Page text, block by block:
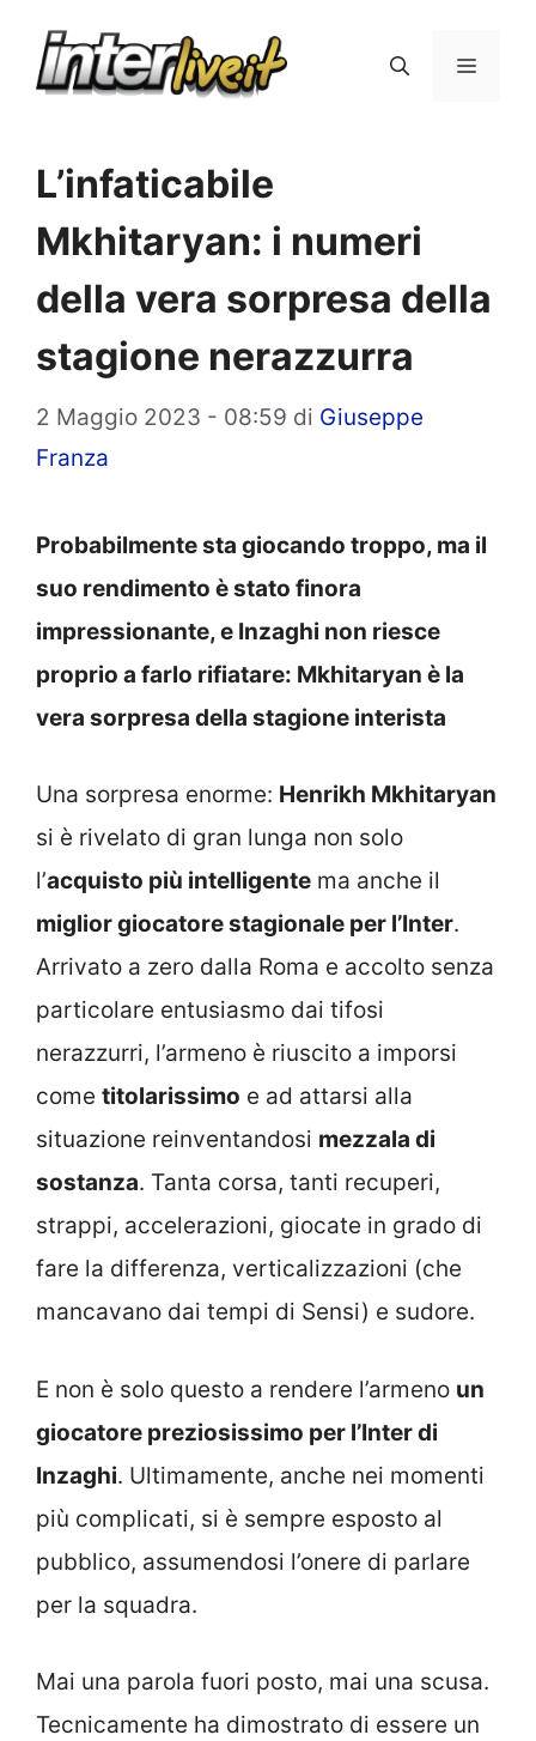
Menu
L’infaticabile
Mkhitaryan: i numeri
della vera sorpresa della
stagione nerazzurra
2 Maggio 2023 - 08:59 di Giuseppe
Franza
Probabilmente sta giocando troppo, ma il
suo rendimento è stato finora
impressionante, e Inzaghi non riesce
proprio a farlo rifiatare: Mkhitaryan è la
vera sorpresa della stagione interista
Una sorpresa enorme: Henrikh Mkhitaryan
si è rivelato di gran lunga non solo
l’acquisto più intelligente ma anche il
miglior giocatore stagionale per l’Inter.
Arrivato a zero dalla Roma e accolto senza
particolare entusiasmo dai tifosi
nerazzurri, l’armeno è riuscito a imporsi
come titolarissimo e ad attarsi alla
situazione reinventandosi mezzala di
sostanza. Tanta corsa, tanti recuperi,
strappi, accelerazioni, giocate in grado di
fare la differenza, verticalizzazioni (che
mancavano dai tempi di Sensi) e sudore.
E non è solo questo a rendere l’armeno un
giocatore preziosissimo per l’Inter di
Inzaghi. Ultimamente, anche nei momenti
più complicati, si è sempre esposto al
pubblico, assumendosi l’onere di parlare
per la squadra.
Mai una parola fuori posto, mai una scusa.
Tecnicamente ha dimostrato di essere un